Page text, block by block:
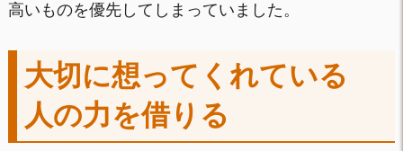
高いものを優先してしまっていました。
大切に想ってくれている
人の力を借りる